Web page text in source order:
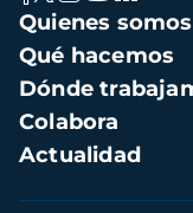
Navegación
principal
Quienes somos
Qué hacemos
Dónde
Colabora
Actualidad